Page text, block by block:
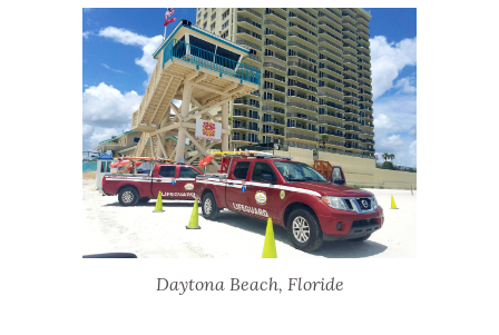
Daytona Beach, Floride